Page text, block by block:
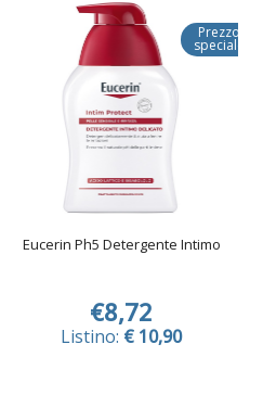
Prezzo
speciale
Eucerin Ph5 Detergente Intimo
€8,72
Listino: € 10,90